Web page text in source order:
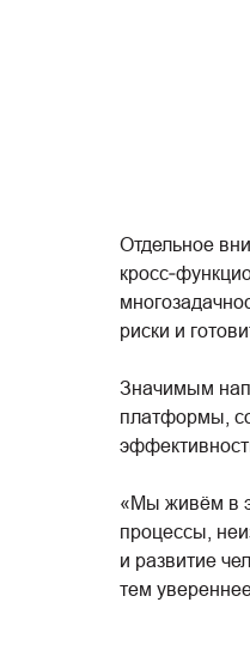
Отдельное
риски и
Значимым
платформы,
«Мы живём в
процессы,
и развитие
тем